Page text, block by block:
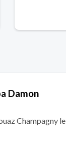
Damon
Champagny le